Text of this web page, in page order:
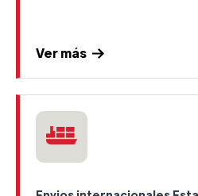
Ver más